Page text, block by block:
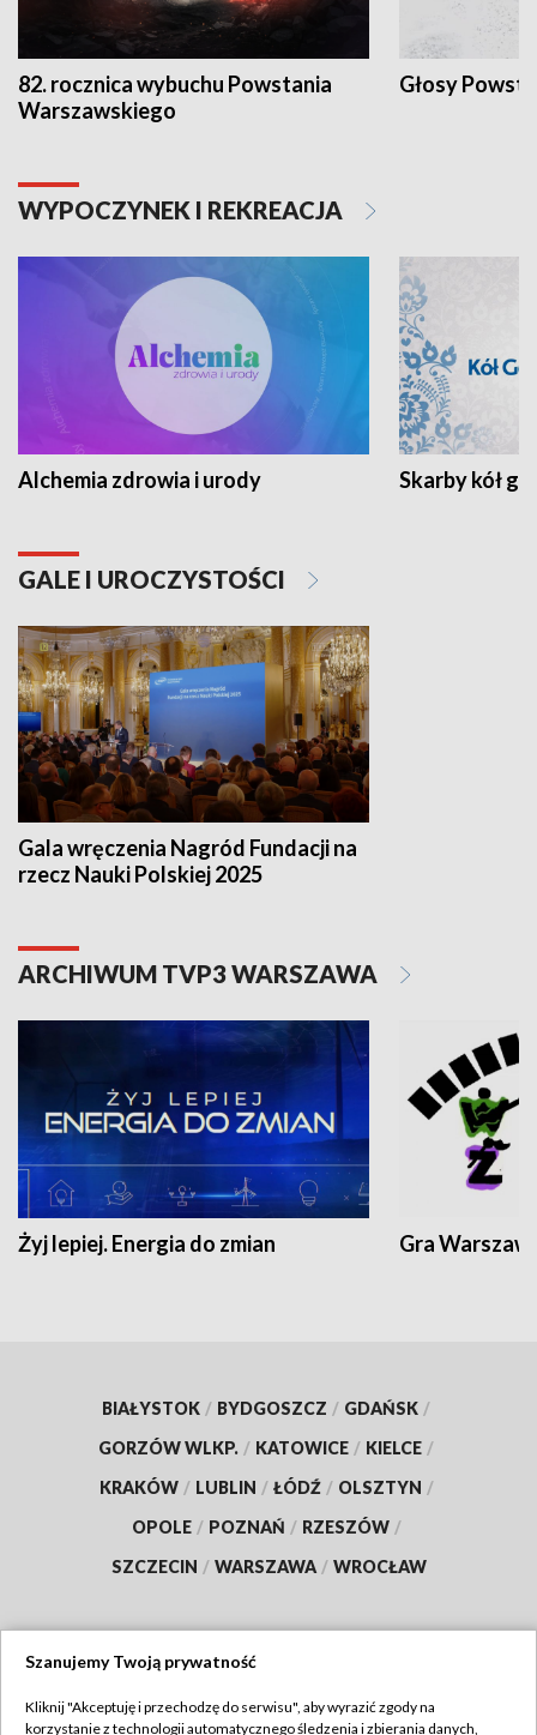
82. rocznica wybuchu Powstania
Warszawskiego
Głosy
WYPOCZYNEK I REKREACJA
Alchemia zdrowia i urody Skarby kół
GALE I UROCZYSTOŚCI
Gala wręczenia Nagród Fundacji na
rzecz Nauki Polskiej 2025
ARCHIWUM TVP3 WARSZAWA
Żyj lepiej. Energia do zmian Gra
BIAŁYSTOK / BYDGOSZCZ / GDAŃSK /
GORZÓW WLKP. / KATOWICE / KIELCE /
KRAKÓW / LUBLIN / ŁÓDŹ / OLSZTYN /
OPOLE / POZNAŃ / RZESZÓW /
SZCZECIN / WARSZAWA / WROCŁAW
Szanujemy Twoją prywatność
Kliknij "Akceptuję i przechodzę do serwisu", aby wyrazić zgody na
korzystanie z technologii automatycznego śledzenia i zbierania danych,